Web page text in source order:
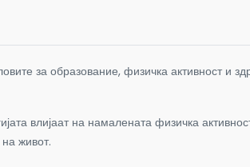
за образование, физичка активност и
влијаат на намалената физичка
живот.